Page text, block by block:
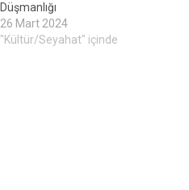
Düşmanlığı
26 Mart 2024
"Kültür/Seyahat" içinde